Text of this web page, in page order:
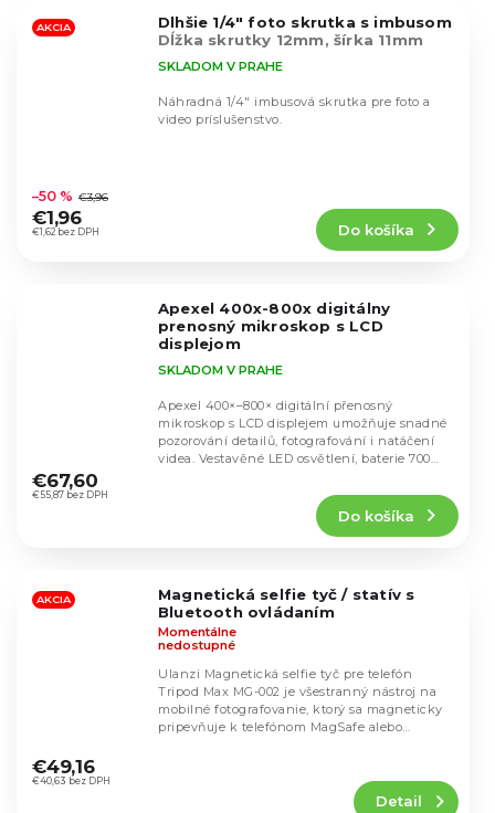
hviezdičiek.
AKCIA
Dlhšie 1/4" foto skrutka s imbusom
Dĺžka skrutky 12mm, šírka 11mm
hodnotenie
produktu
je
SKLADOM V PRAHE
€1,62 bez DPH
–50 % €3,96
€1,96
Do košíka
Náhradná 1/4" imbusová skrutka pre foto a
video príslušenstvo.
Apexel 400x-800x digitálny
prenosný mikroskop s LCD
displejom
hodnotenie
produktu
hviezdičiek.
SKLADOM V PRAHE
€55,87 bez DPH
€67,60
Do košíka
Apexel 400×–800× digitální přenosný
mikroskop s LCD displejem umožňuje snadné
pozorování detailů, fotografování i natáčení
videa. Vestavěné LED osvětlení, baterie 700
AKCIA
Magnetická selfie tyč / statív s
Bluetooth ovládaním
hodnotenie
produktu
Momentálne
nedostupné
€40,63 bez DPH
€49,16
Detail
Ulanzi Magnetická selfie tyč pre telefón
Tripod Max MG-002 je všestranný nástroj na
mobilné fotografovanie, ktorý sa magneticky
pripevňuje k telefónom MagSafe alebo